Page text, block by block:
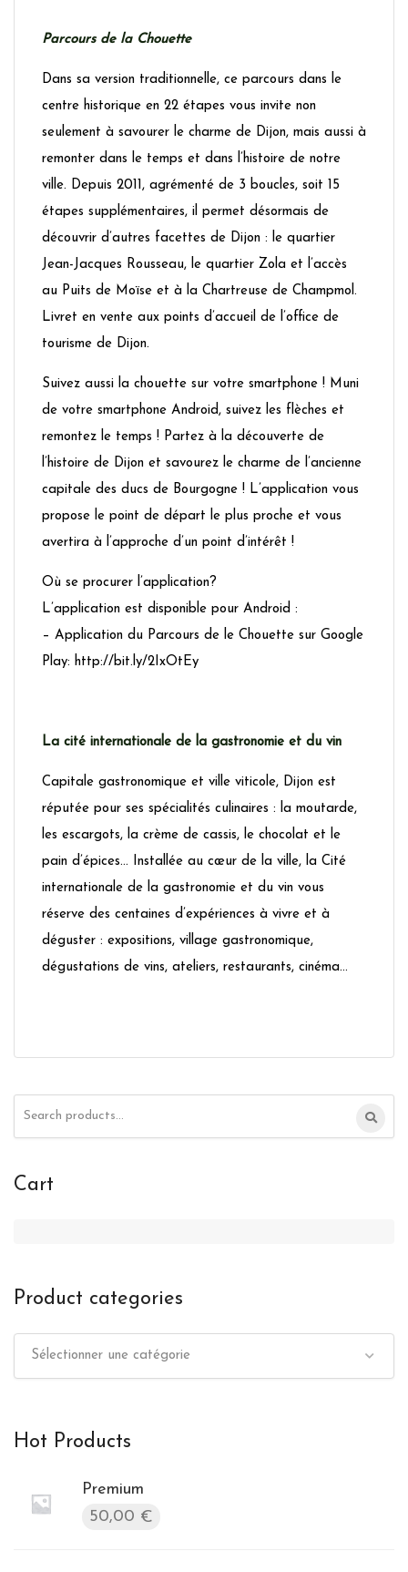
Parcours de la Chouette
Dans sa version traditionnelle, ce parcours dans le
centre historique en 22 étapes vous invite non
seulement à savourer le charme de Dijon, mais aussi à
remonter dans le temps et dans l’histoire de notre
ville. Depuis 2011, agrémenté de 3 boucles, soit 15
étapes supplémentaires, il permet désormais de
découvrir d’autres facettes de Dijon : le quartier
Jean-Jacques Rousseau, le quartier Zola et l’accès
au Puits de Moïse et à la Chartreuse de Champmol.
Livret en vente aux points d’accueil de l’office de
tourisme de Dijon.
Suivez aussi la chouette sur votre smartphone ! Muni
de votre smartphone Android, suivez les flèches et
remontez le temps ! Partez à la découverte de
l’histoire de Dijon et savourez le charme de l’ancienne
capitale des ducs de Bourgogne ! L’application vous
propose le point de départ le plus proche et vous
avertira à l’approche d’un point d’intérêt !
Où se procurer l’application?
L’application est disponible pour Android :
– Application du Parcours de le Chouette sur Google
Play: http://bit.ly/2IxOtEy
La cité internationale de la gastronomie et du vin
Capitale gastronomique et ville viticole, Dijon est
réputée pour ses spécialités culinaires : la moutarde,
les escargots, la crème de cassis, le chocolat et le
pain d’épices… Installée au cœur de la ville, la Cité
internationale de la gastronomie et du vin vous
réserve des centaines d’expériences à vivre et à
déguster : expositions, village gastronomique,
dégustations de vins, ateliers, restaurants, cinéma…
Cart
Product categories
Sélectionner une catégorie
Hot Products
Premium
50,00 €